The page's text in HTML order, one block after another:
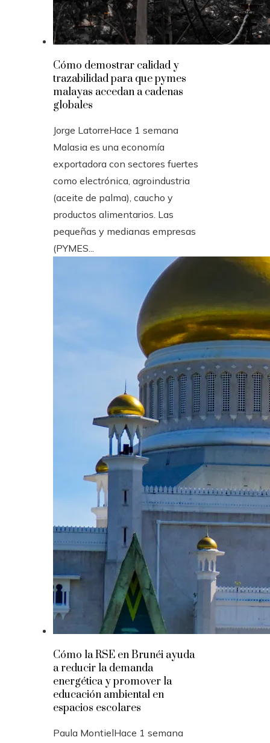
Cómo demostrar calidad y
trazabilidad para que pymes
malayas accedan a cadenas
globales
Jorge LatorreHace 1 semana
Malasia es una economía
exportadora con sectores fuertes
como electrónica, agroindustria
(aceite de palma), caucho y
productos alimentarios. Las
pequeñas y medianas empresas
(PYMES...
Cómo la RSE en Brunéi ayuda
a reducir la demanda
energética y promover la
educación ambiental en
espacios escolares
Paula MontielHace 1 semana